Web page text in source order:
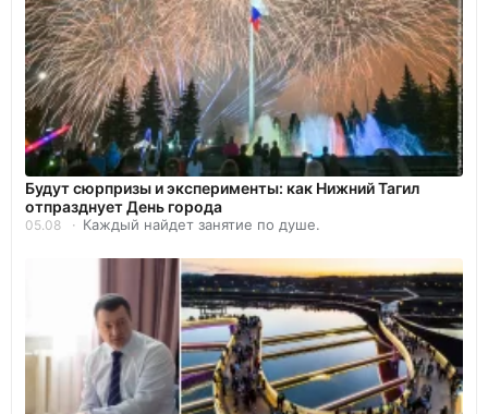
Будут сюрпризы и эксперименты: как Нижний Тагил
отпразднует День города
05.08 Каждый найдет занятие по душе.